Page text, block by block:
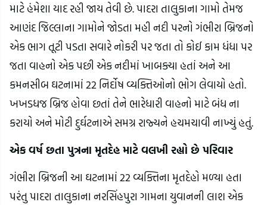
માટે હંમેશા યાદ રહી જાય તેવી છે. પાદરા તાલુકાના ગામો તેમજ
આણંદ જિલ્લાના ગામોને જોડતા મહી નદી પરનો ગંભીરા બ્રિજનો
એક ભાગ તૂટી પડતા સવારે નોકરી પર જતા તો કોઈ કામ ધંધા પર
જતા વાહનો એક પછી એક નદીમાં ખાબક્યા હતાં અને આ
કમનસીબ ઘટનામાં 22 નિર્દોષ વ્યક્તિઓનો ભોગ લેવાયો હતો.
ખખડધજ બ્રિજ હોવા છતાં તેને ભારેધારી વાહનો માટે બંધ ના
કરાયો અને મોટી દુર્ઘટનાએ સમગ્ર રાજ્યને હચમચાવી નાખ્યું હતું.
એક વર્ષ છતા પુત્રના મૃતદેહ માટે વલખી રહ્યો છે પરિવાર
ગંભીરા બ્રિજની આ ઘટનામાં 22 વ્યક્તિના મૃતદેહો મળ્યા હતા
પરંતુ પાદરા તાલુકાના નરસિંહપુરા ગામના યુવાનની લાશ એક